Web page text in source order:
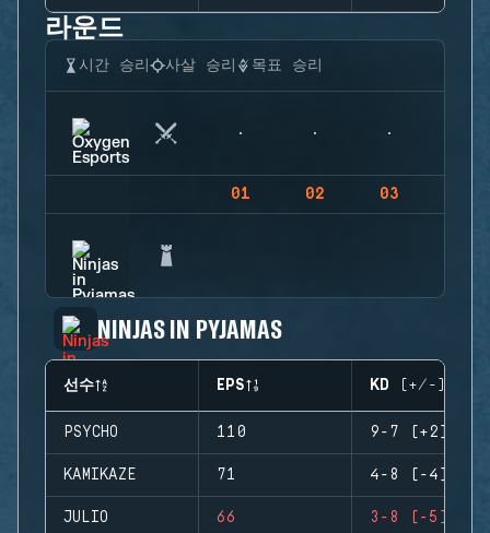
라운드
시간 승리 사살 승리 목표 승리
01 02 03
NINJAS IN PYJAMAS
선수 EPS KD (+/-)
PSYCHO 110 9-7 (+2)
KAMIKAZE 71 4-8 (-4)
JULIO 66 3-8 (-5)